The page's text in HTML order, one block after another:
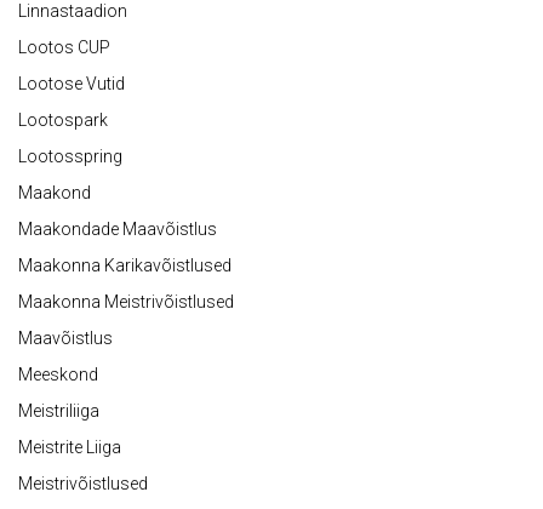
Linnastaadion
Lootos CUP
Lootose Vutid
Lootospark
Lootosspring
Maakond
Maakondade Maavõistlus
Maakonna Karikavõistlused
Maakonna Meistrivõistlused
Maavõistlus
Meeskond
Meistriliiga
Meistrite Liiga
Meistrivõistlused